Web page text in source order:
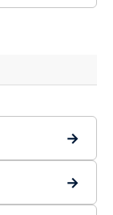
→
→